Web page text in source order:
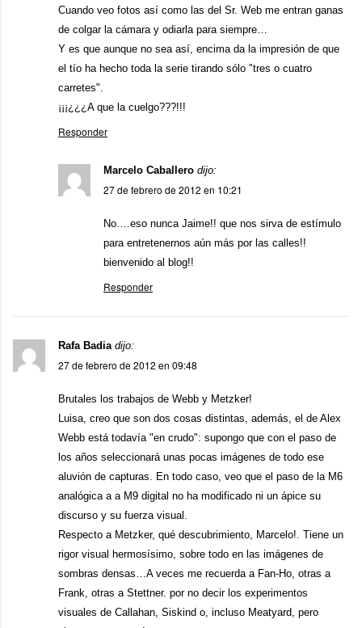
Cuando veo fotos así como las del Sr. Web me entran ganas
de colgar la cámara y odiarla para siempre…
Y es que aunque no sea así, encima da la impresión de que
el tío ha hecho toda la serie tirando sólo "tres o cuatro
carretes".
¡¡¡¿¿¿A que la cuelgo???!!!
Responder
Marcelo Caballero dijo:
27 de febrero de 2012 en 10:21
No….eso nunca Jaime!! que nos sirva de estímulo
para entretenernos aún más por las calles!!
bienvenido al blog!!
Responder
Rafa Badia dijo:
27 de febrero de 2012 en 09:48
Brutales los trabajos de Webb y Metzker!
Luisa, creo que son dos cosas distintas, además, el de Alex
Webb está todavía "en crudo": supongo que con el paso de
los años seleccionará unas pocas imágenes de todo ese
aluvión de capturas. En todo caso, veo que el paso de la M6
analógica a a M9 digital no ha modificado ni un ápice su
discurso y su fuerza visual.
Respecto a Metzker, qué descubrimiento, Marcelo!. Tiene un
rigor visual hermosísimo, sobre todo en las imágenes de
sombras densas…A veces me recuerda a Fan-Ho, otras a
Frank, otras a Stettner. por no decir los experimentos
visuales de Callahan, Siskind o, incluso Meatyard, pero